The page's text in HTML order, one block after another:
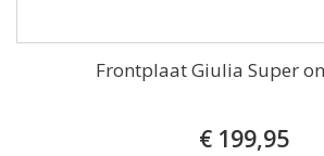
Frontplaat Giulia Super
€ 199,95